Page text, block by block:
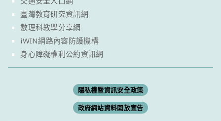
臺灣教育研究資訊網
數理科教學分享網
iWIN網路內容防護機構
身心障礙權利公約資訊網
隱私權暨資訊安全政策
政府網站資料開放宣告